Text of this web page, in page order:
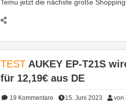
Temu jetzt die nächste große
TEST AUKEY EP-T21S
für 12,19€ aus DE
19 Kommentare 15. Juni 2023 von